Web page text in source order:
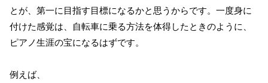
とが、第一に目指す目標になるかと思うからです。一度身に
付けた感覚は、自転車に乗る方法を体得したときのように、
ピアノ生涯の宝になるはずです。
例えば、